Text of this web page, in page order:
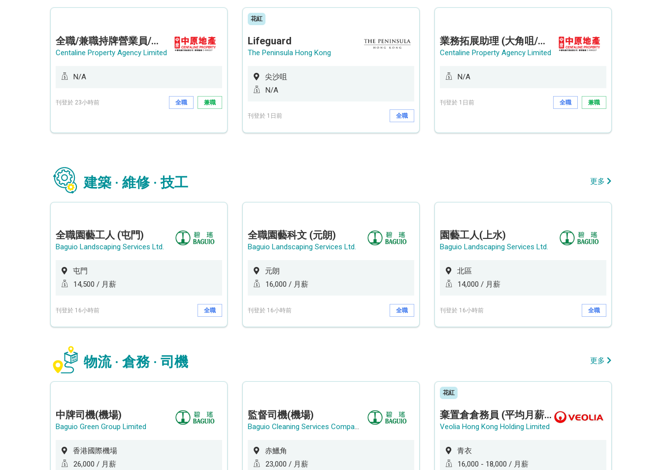
全職/兼職持牌營業員/持牌地產代理 (長沙灣/將軍澳/油塘)
Centaline Property Agency Limited
N/A
刊登於 23小時前 全職 兼職
花紅
Lifeguard
The Peninsula Hong Kong
尖沙咀
N/A
刊登於 1日前 全職
業務拓展助理 (大角咀/荔枝角/九龍塘)
Centaline Property Agency Limited
N/A
刊登於 1日前 全職 兼職
建築 · 維修 · 技工 更多
全職園藝工人 (屯門)
Baguio Landscaping Services Ltd.
屯門
14,500 / 月薪
刊登於 16小時前 全職
全職園藝科文 (元朗)
Baguio Landscaping Services Ltd.
元朗
16,000 / 月薪
刊登於 16小時前 全職
園藝工人(上水)
Baguio Landscaping Services Ltd.
北區
14,000 / 月薪
刊登於 16小時前 全職
物流 · 倉務 · 司機 更多
中牌司機(機場)
Baguio Green Group Limited
香港國際機場
26,000 / 月薪
監督司機(機場)
Baguio Cleaning Services Company Limited
赤鱲角
23,000 / 月薪
花紅
棄置倉倉務員 (平均月薪可達18K以上)
Veolia Hong Kong Holding Limited
青衣
16,000 - 18,000 / 月薪